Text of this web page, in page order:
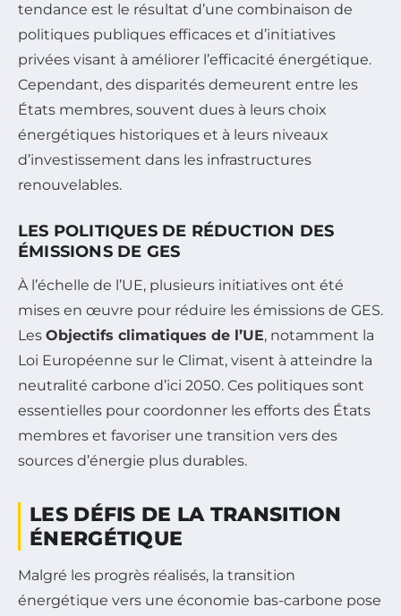
tendance est le résultat d’une combinaison de
politiques publiques efficaces et d’initiatives
privées visant à améliorer l’efficacité énergétique.
Cependant, des disparités demeurent entre les
États membres, souvent dues à leurs choix
énergétiques historiques et à leurs niveaux
d’investissement dans les infrastructures
renouvelables.
LES POLITIQUES DE RÉDUCTION DES
ÉMISSIONS DE GES
À l’échelle de l’UE, plusieurs initiatives ont été
mises en œuvre pour réduire les émissions de GES.
Les Objectifs climatiques de l’UE, notamment la
Loi Européenne sur le Climat, visent à atteindre la
neutralité carbone d’ici 2050. Ces politiques sont
essentielles pour coordonner les efforts des États
membres et favoriser une transition vers des
sources d’énergie plus durables.
LES DÉFIS DE LA TRANSITION
ÉNERGÉTIQUE
Malgré les progrès réalisés, la transition
énergétique vers une économie bas-carbone pose